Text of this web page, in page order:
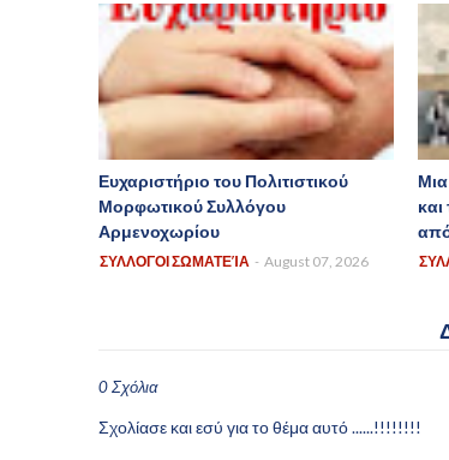
Ευχαριστήριο του Πολιτιστικού
Μορφωτικού Συλλόγου
Αρμενοχωρίου
ΣΥΛΛΟΓΟΙ ΣΩΜΑΤΕΊΑ - August 07, 2026
0 Σχόλια
Σχολίασε και εσύ για το θέμα αυτό ......!!!!!!!!